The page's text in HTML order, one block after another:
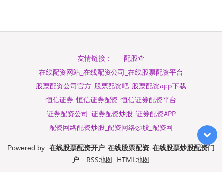
友情链接：
配股查
在线配资网站_在线配资公司_在线股票配资平台
股票配资公司官方_股票配资吧_股票配资app下载
恒信证券_恒信证券配资_恒信证券配资平台
证券配资公司_证券配资炒股_证券配资APP
配资网络配资炒股_配资网络炒股_配资网
Powered by 在线股票配资开户_在线股票配资_在线股票炒股配资门
户
RSS地图 HTML地图